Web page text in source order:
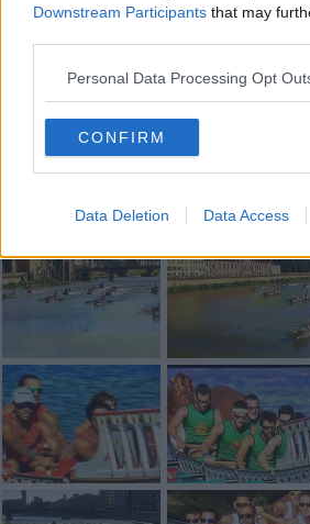
Downstream Participants that may
Personal Data Processing Opt
CONFIRM
Data Deletion Data Access